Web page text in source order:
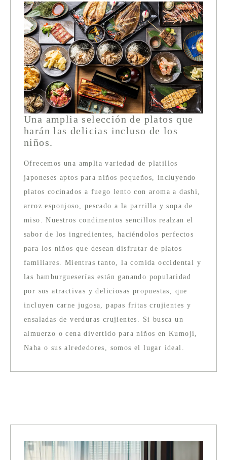
Una amplia selección de platos que
harán las delicias incluso de los
niños.
Ofrecemos una amplia variedad de platillos
japoneses aptos para niños pequeños, incluyendo
platos cocinados a fuego lento con aroma a dashi,
arroz esponjoso, pescado a la parrilla y sopa de
miso. Nuestros condimentos sencillos realzan el
sabor de los ingredientes, haciéndolos perfectos
para los niños que desean disfrutar de platos
familiares. Mientras tanto, la comida occidental y
las hamburgueserías están ganando popularidad
por sus atractivas y deliciosas propuestas, que
incluyen carne jugosa, papas fritas crujientes y
ensaladas de verduras crujientes. Si busca un
almuerzo o cena divertido para niños en Kumoji,
Naha o sus alrededores, somos el lugar ideal.